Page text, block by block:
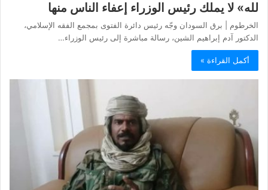
لله» لا يملك رئيس الوزراء إعفاء الناس منها
الخرطوم | برق السودان وجّه رئيس دائرة الفتوى بمجمع الفقه الإسلامي،
الدكتور آدم إبراهيم الشين، رسالة مباشرة إلى رئيس الوزراء…
أكمل القراءة »